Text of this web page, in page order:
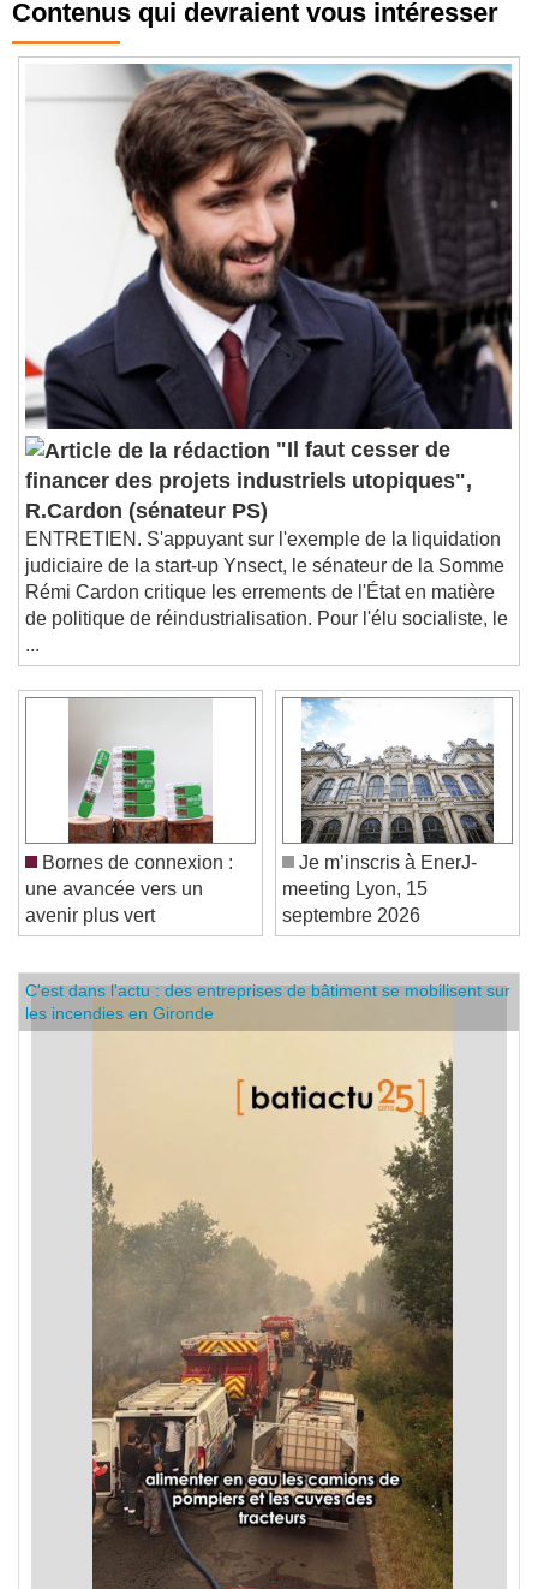
Contenus qui devraient vous intéresser
"Il faut cesser de
financer des projets industriels utopiques",
R.Cardon (sénateur PS)
ENTRETIEN. S'appuyant sur l'exemple de la liquidation
judiciaire de la start-up Ynsect, le sénateur de la Somme
Rémi Cardon critique les errements de l'État en matière
...
Bornes de connexion :
une avancée vers un
avenir plus vert
Je m’inscris à EnerJ-
meeting Lyon, 15
septembre 2026
C'est dans l'actu : des entreprises de bâtiment se mobilisent sur
les incendies en Gironde